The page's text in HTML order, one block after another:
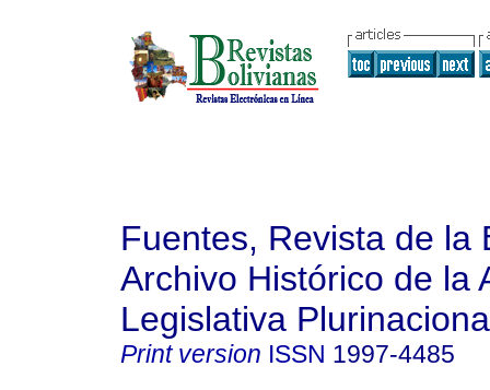
Fuentes, Revista de la
Archivo Histórico de la
Legislativa
Print version ISSN 1997-4485